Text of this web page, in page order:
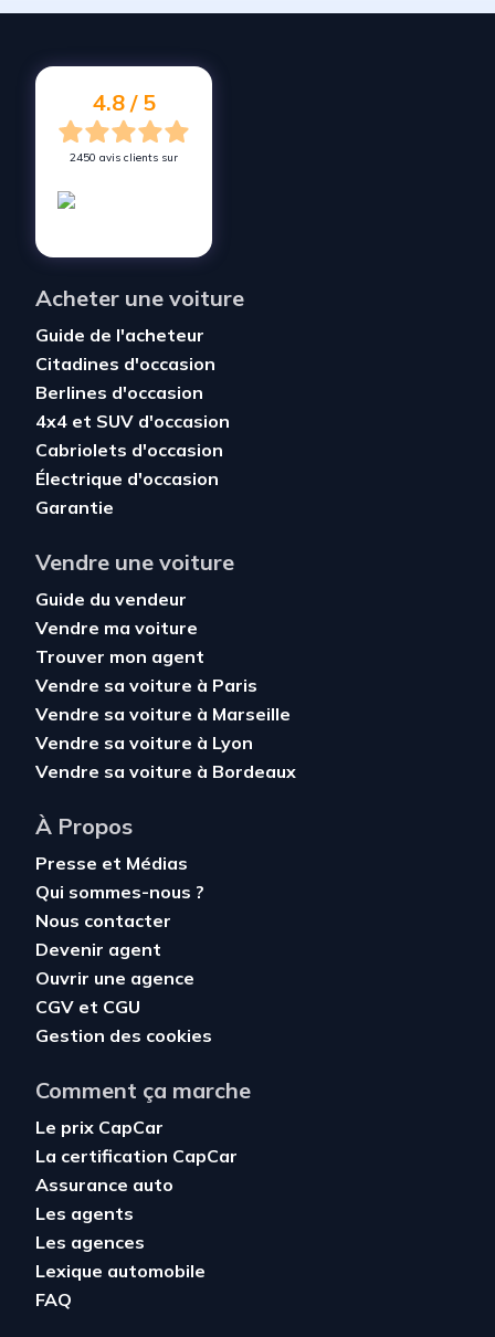
Vendez votre voiture à
4.8 / 5
2450 avis clients sur
Acheter une voiture
Guide de l'acheteur
Citadines d'occasion
Berlines d'occasion
4x4 et SUV d'occasion
Cabriolets d'occasion
Électrique d'occasion
Garantie
Vendre une voiture
Guide du vendeur
Vendre ma voiture
Trouver mon agent
Vendre sa voiture à Paris
Vendre sa voiture à Marseille
Vendre sa voiture à Lyon
Vendre sa voiture à Bordeaux
À Propos
Presse et Médias
Qui sommes-nous ?
Nous contacter
Devenir agent
Ouvrir une agence
CGV et CGU
Gestion des cookies
Comment ça marche
Le prix CapCar
La certification CapCar
Assurance auto
Les agents
Les agences
Lexique automobile
FAQ